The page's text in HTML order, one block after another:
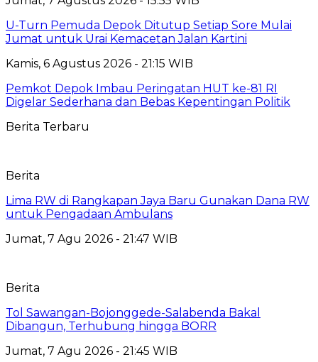
U-Turn Pemuda Depok Ditutup Setiap Sore Mulai
Jumat untuk Urai Kemacetan Jalan Kartini
Kamis, 6 Agustus 2026 - 21:15 WIB
Pemkot Depok Imbau Peringatan HUT ke-81 RI
Digelar Sederhana dan Bebas Kepentingan Politik
Berita Terbaru
Berita
Lima RW di Rangkapan Jaya Baru Gunakan Dana RW
untuk Pengadaan Ambulans
Jumat, 7 Agu 2026 - 21:47 WIB
Berita
Tol Sawangan-Bojonggede-Salabenda Bakal
Dibangun, Terhubung hingga BORR
Jumat, 7 Agu 2026 - 21:45 WIB